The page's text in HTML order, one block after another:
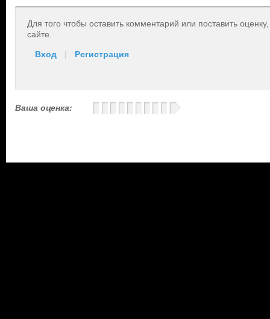
Для того чтобы оставить комментарий или поставить
сайте.
Вход | Регистрация
Ваша оценка: